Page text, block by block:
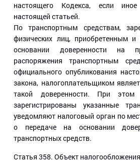
настоящего Кодекса, если
настоящей статьей.
По транспортным средствам,
физических лиц, приобретенным
основании доверенности на
распоряжения транспортным
официального опубликования
закона, налогоплательщиком
такой доверенности. При
зарегистрированы указанные
уведомляют налоговый орган по
о передаче на основании
транспортных средств.
Статья 358. Объект налогообложения